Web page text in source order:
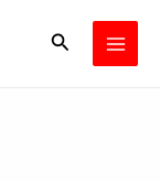
Buscar